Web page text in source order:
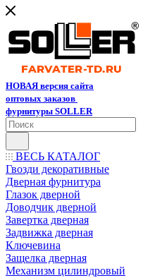
НОВАЯ версия сайта
оптовых заказов
фурнитуры SOLLER
ВЕСЬ КАТАЛОГ
Гвозди декоративные
Дверная фурнитура
Глазок дверной
Доводчик дверной
Завертка дверная
Задвижка дверная
Ключевина
Защелка дверная
Механизм цилиндровый